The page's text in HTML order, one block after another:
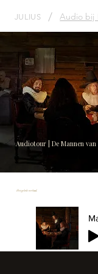
JULIUS / Audio bij
Audiotour | De Mannen van
Het gehele verhaal.